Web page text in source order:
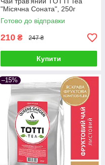
"Місячна Соната", 250г
Готово до відправки
210 ₴ 247 ₴
Купити
–15%